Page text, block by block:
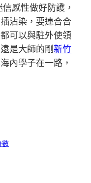
感性做好防護，
沾染，要連合合
可以與駐外使領
是大師的剛新竹
內學子在一路，
數